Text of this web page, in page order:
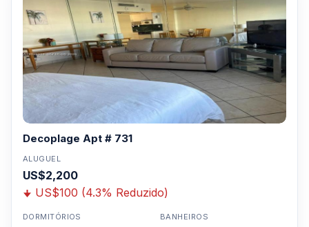
Decoplage Apt # 731
ALUGUEL
US$2,200
US$100 (4.3% Reduzido)
DORMITÓRIOS BANHEIROS